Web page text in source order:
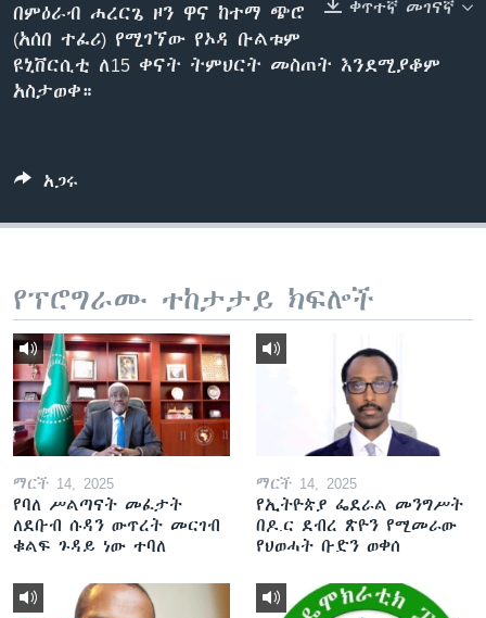
ቋንቋዎች
ቀጥተኛ መገናኛ
በምዕራብ ሐረርጌ ዞን ዋና ከተማ ጭሮ
(አሰበ ተፈሪ) የሚገኘው የኦዳ ቡልቱም
ዩኒቨርሲቲ ለ15 ቀናት ትምህርት መስጠት እንደሚያቆም
አስታወቀ።
አጋሩ
የፕሮግራሙ ተከታታይ ክፍሎች
ማርች 14, 2025
የባለ ሥልጣናት መፈታት
ለደቡብ ሱዳን ውጥረት መርገብ
ቁልፍ ጉዳይ ነው ተባለ
ማርች 14, 2025
የኢትዮጵያ ፌደራል መንግሥት
በዶ.ር ደብረ ጽዮን የሚመራው
የህወሓት ቡድን ወቀሰ